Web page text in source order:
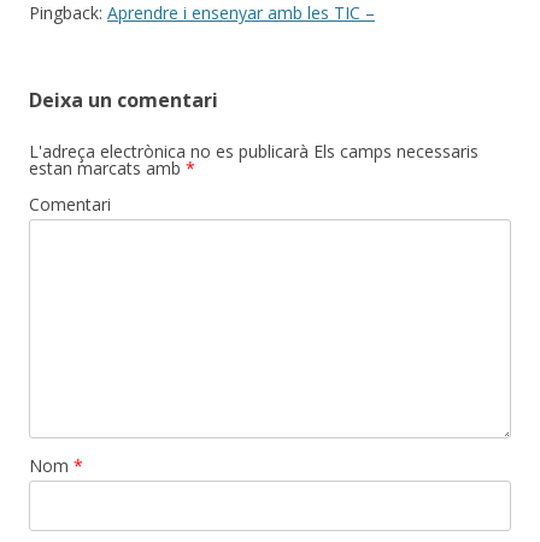
Pingback: Aprendre i ensenyar amb les TIC –
Deixa un comentari
L'adreça electrònica no es publicarà Els camps necessaris
estan marcats amb *
Comentari
Nom *